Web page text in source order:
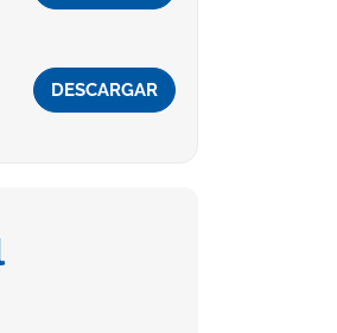
DESCARGAR